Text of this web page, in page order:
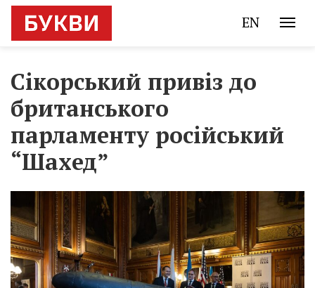
EN
Сікорський привіз до
британського
парламенту російський
“Шахед”